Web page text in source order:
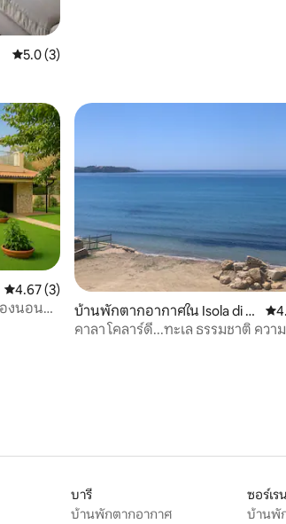
คะแนนเฉลี่ย 5.0 จาก 5, 3 รีวิว
5.0 (3)
คะแนนเฉลี่ย 4.67 จาก 5, 3 รีวิว
4.67 (3)
องนอน
บ้านพักตากอากาศใน Isola di C
apo Rizzuto
คะ
คาลา โคลาร์ดี...ทะเล ธรรมชาติ ควา
บารี
บ้านพักตากอากาศ
ซอร์เร
บ้านพั